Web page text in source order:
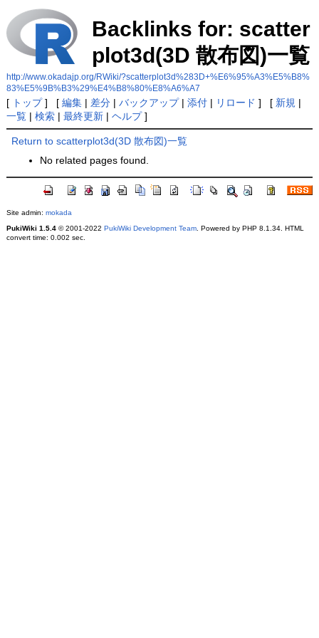
Backlinks for: scatter
plot3d(3D 散布図)一覧
http://www.okadajp.org/RWiki/?scatterplot3d%283D+%E6%95%A3%E5%B8%
83%E5%9B%B3%29%E4%B8%80%E8%A6%A7
[ トップ] [ 編集| 差分| バックアップ| 添付| リロード ] [ 新規 |
一覧| 検索| 最終更新| ヘルプ]
Return to scatterplot3d(3D 散布図)一覧
No related pages found.
Site admin: mokada
PukiWiki 1.5.4© 2001-2022 PukiWiki Development Team. Powered by PHP 8.1.34. HTML
convert time: 0.002 sec.